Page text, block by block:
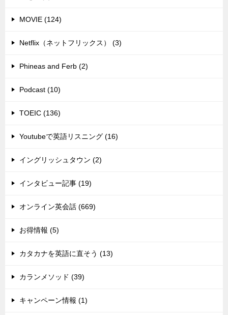
MOVIE (124)
Netflix（ネットフリックス） (3)
Phineas and Ferb (2)
Podcast (10)
TOEIC (136)
Youtubeで英語リスニング (16)
イングリッシュタウン (2)
インタビュー記事 (19)
オンライン英会話 (669)
お得情報 (5)
カタカナを英語に直そう (13)
カランメソッド (39)
キャンペーン情報 (1)